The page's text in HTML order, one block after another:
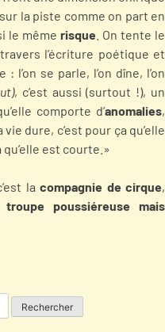
la piste comme on part en
le même risque . On tente le
l’écriture poétique et
l’on se parle, l’on dîne, l’on
, c’est aussi (surtout !), un
comporte d’anomalies,
vie dure, c’est pour ça qu’elle
est courte.»
lacompagnie de cirque,
troupe poussiéreuse mais